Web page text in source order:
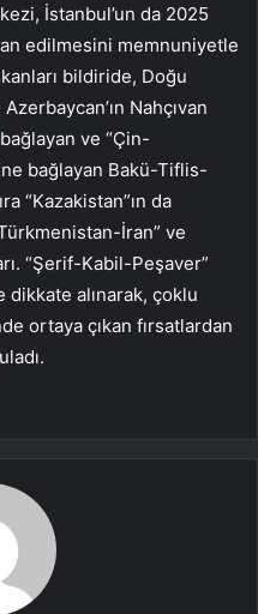
İstanbul’un da 2025
edilmesini memnuniyetle
bildiride, Doğu
Nahçıvan
ve “Çin-
bağlayan Bakü-Tiflis-
“Kazakistan”ın da
İran” ve
“Şerif-Kabil-Peşaver”
dikkate alınarak, çoklu
ortaya çıkan fırsatlardan